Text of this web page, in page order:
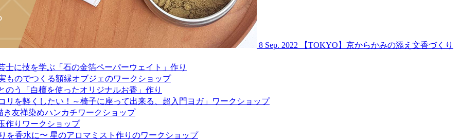
8 Sep. 2022 【TOKYO】京からかみの添え文香づくり
士に技を学ぶ「石の金箔ペーパーウェイト」作り
ものでつくる額縁オブジェのワークショップ
のう「白檀を使ったオリジナルお香」作り
リを軽くしたい！～椅子に座って出来る、超入門ヨガ」ワークショップ
友禅染めハンカチワークショップ
作りワークショップ
を香水に〜 星のアロマミスト作りのワークショップ